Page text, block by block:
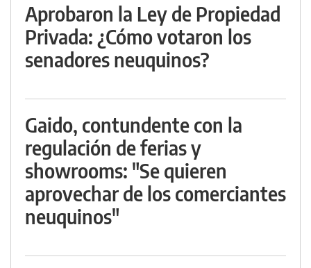
Aprobaron la Ley de Propiedad
Privada: ¿Cómo votaron los
senadores neuquinos?
Gaido, contundente con la
regulación de ferias y
showrooms: "Se quieren
aprovechar de los comerciantes
neuquinos"